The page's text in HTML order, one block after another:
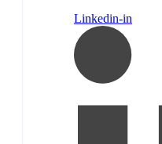
Linkedin-in